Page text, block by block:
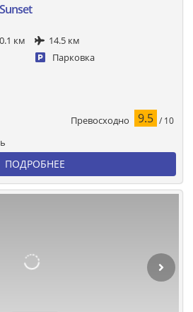
0.1 км
14.5 км
Парковка
Превосходно 9.5 / 10
ПОДРОБНЕЕ